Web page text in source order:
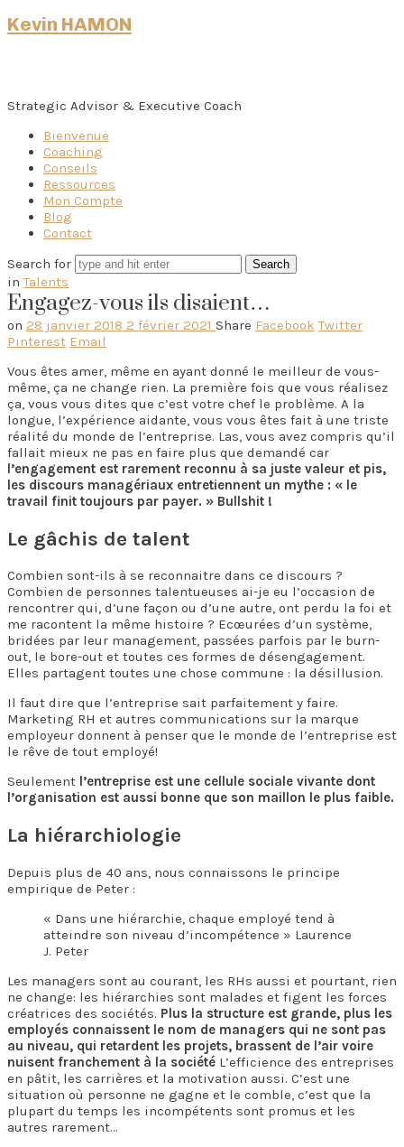
Kevin HAMON
Strategic Advisor & Executive Coach
Bienvenue
Coaching
Conseils
Ressources
Mon Compte
Blog
Contact
Search for
inTalents
Engagez-vous ils disaient…
on 28 janvier 2018 2 février 2021 Share Facebook Twitter
Pinterest Email
Vous êtes amer, même en ayant donné le meilleur de vous-
même, ça ne change rien. La première fois que vous réalisez
ça, vous vous dites que c’est votre chef le problème. A la
longue, l’expérience aidante, vous vous êtes fait à une triste
réalité du monde de l’entreprise. Las, vous avez compris qu’il
fallait mieux ne pas en faire plus que demandé car
l’engagement est rarement reconnu à sa juste valeur et pis,
les discours managériaux entretiennent un mythe : « le
travail finit toujours par payer. » Bullshit !
Le gâchis de talent
Combien sont-ils à se reconnaitre dans ce discours ?
Combien de personnes talentueuses ai-je eu l’occasion de
rencontrer qui, d’une façon ou d’une autre, ont perdu la foi et
me racontent la même histoire ? Ecœurées d’un système,
bridées par leur management, passées parfois par le burn-
out, le bore-out et toutes ces formes de désengagement.
Elles partagent toutes une chose commune : la désillusion.
Il faut dire que l’entreprise sait parfaitement y faire.
Marketing RH et autres communications sur la marque
employeur donnent à penser que le monde de l’entreprise est
le rêve de tout employé!
Seulement l’entreprise est une cellule sociale vivante dont
l’organisation est aussi bonne que son maillon le plus faible.
La hiérarchiologie
Depuis plus de 40 ans, nous connaissons le principe
empirique de Peter :
« Dans une hiérarchie, chaque employé tend à
atteindre son niveau d’incompétence » Laurence
J. Peter
Les managers sont au courant, les RHs aussi et pourtant, rien
ne change: les hiérarchies sont malades et figent les forces
créatrices des sociétés. Plus la structure est grande, plus les
employés connaissent le nom de managers qui ne sont pas
au niveau, qui retardent les projets, brassent de l’air voire
nuisent franchement à la société L’efficience des entreprises
en pâtit, les carrières et la motivation aussi. C’est une
situation où personne ne gagne et le comble, c’est que la
plupart du temps les incompétents sont promus et les
autres rarement…